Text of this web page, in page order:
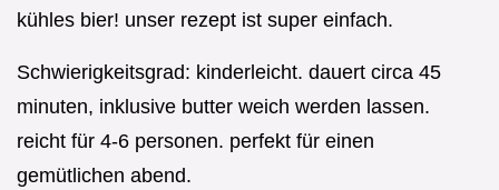
kühles bier! unser rezept ist super einfach.
Schwierigkeitsgrad: kinderleicht. dauert circa 45
minuten, inklusive butter weich werden lassen.
reicht für 4-6 personen. perfekt für einen
gemütlichen abend.